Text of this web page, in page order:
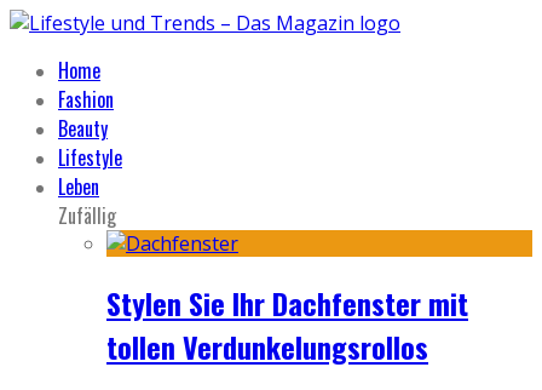
Home
Fashion
Beauty
Lifestyle
Leben
Zufällig
Stylen Sie Ihr Dachfenster mit
tollen Verdunkelungsrollos